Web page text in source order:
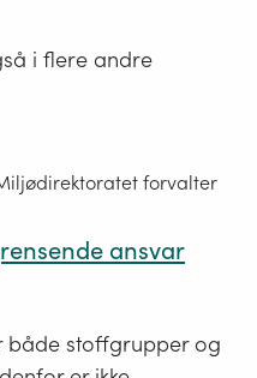
i flere andre
forvalter
ansvar
både stoffgrupper og